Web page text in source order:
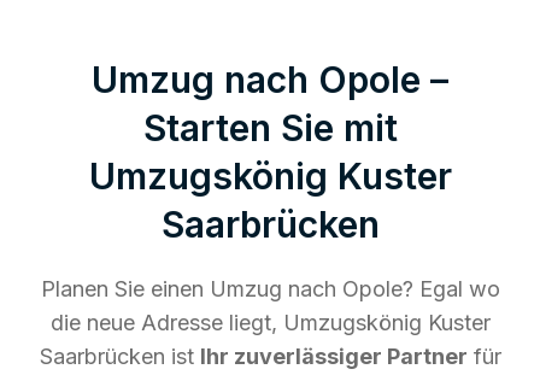
Umzug nach Opole –
Starten Sie mit
Umzugskönig Kuster
Saarbrücken
Planen Sie einen Umzug nach Opole? Egal wo
die neue Adresse liegt, Umzugskönig Kuster
Saarbrücken ist Ihr zuverlässiger Partner für